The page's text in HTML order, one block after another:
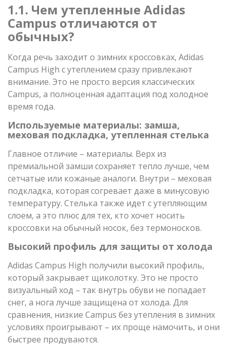
1.1. Чем утепленные Adidas
Campus отличаются от
обычных?
Когда речь заходит о зимних кроссовках, Adidas
Campus High с утеплением сразу привлекают
внимание. Это не просто версия классических
Campus, а полноценная адаптация под холодное
время года.
Используемые материалы: замша,
меховая подкладка, утепленная стелька
Главное отличие – материалы. Верх из
премиальной замши сохраняет тепло лучше, чем
сетчатые или кожаные аналоги. Внутри – меховая
подкладка, которая согревает даже в минусовую
температуру. Стелька также идет с утепляющим
слоем, а это плюс для тех, кто хочет носить
кроссовки на обычный носок, без термоносков.
Высокий профиль для защиты от холода
Adidas Campus High получили высокий профиль,
который закрывает щиколотку. Это не просто
визуальный ход – так внутрь обуви не попадает
снег, а нога лучше защищена от холода. Для
сравнения, низкие Campus без утепления в зимних
условиях проигрывают – их проще намочить, и они
быстрее продуваются.